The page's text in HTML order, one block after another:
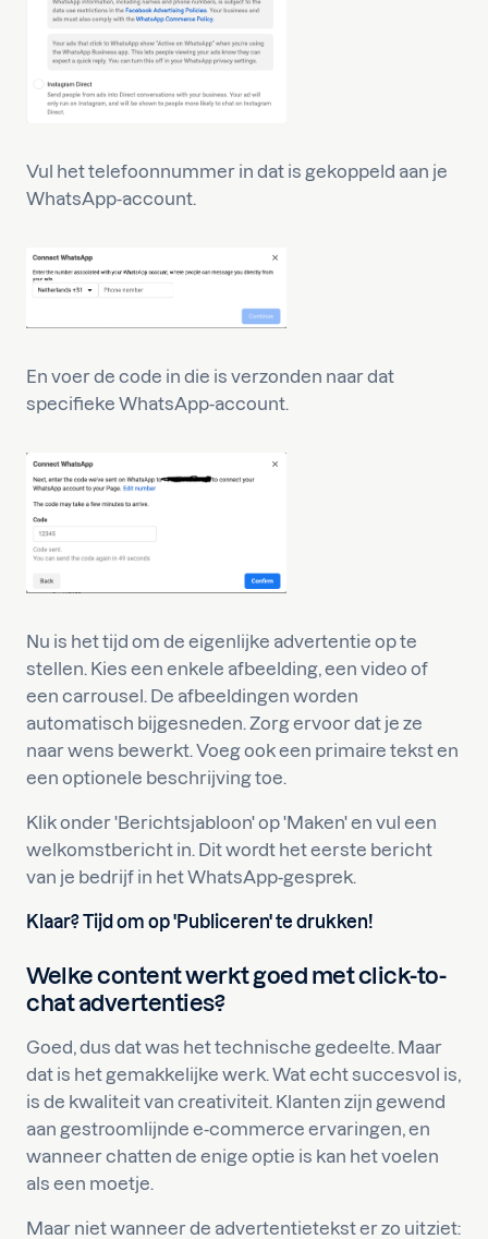
Vul het telefoonnummer in dat is gekoppeld aan je
WhatsApp-account.
En voer de code in die is verzonden naar dat
specifieke WhatsApp-account.
Nu is het tijd om de eigenlijke advertentie op te
stellen. Kies een enkele afbeelding, een video of
een carrousel. De afbeeldingen worden
automatisch bijgesneden. Zorg ervoor dat je ze
naar wens bewerkt. Voeg ook een primaire tekst en
een optionele beschrijving toe.
Klik onder 'Berichtsjabloon' op 'Maken' en vul een
welkomstbericht in. Dit wordt het eerste bericht
van je bedrijf in het WhatsApp-gesprek.
Klaar? Tijd om op 'Publiceren' te drukken!
Welke content werkt goed met click-to-
chat advertenties?
Goed, dus dat was het technische gedeelte. Maar
dat is het gemakkelijke werk. Wat echt succesvol is,
is de kwaliteit van creativiteit. Klanten zijn gewend
aan gestroomlijnde e-commerce ervaringen, en
wanneer chatten de enige optie is kan het voelen
als een moetje.
Maar niet wanneer de advertentietekst er zo uitziet: